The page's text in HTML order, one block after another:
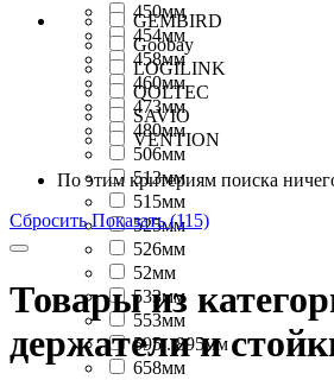
450мм
454мм
458мм
460мм
473мм
480мм
506мм
513мм
515мм
525мм
526мм
52мм
533мм
553мм
595...895мм
658мм
GEMBIRD
Goobay
LOGILINK
QOLTEC
SAVIO
VENTION
По этим критериям поиска
Сбросить Показать (115)
Товары из
держатели и